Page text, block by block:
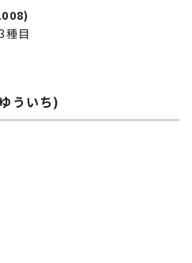
目
ういち)